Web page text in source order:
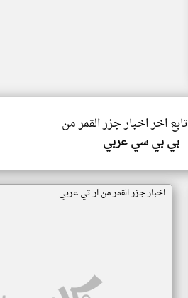
تابع اخر اخبار جزر القمر من
بي بي سي عربي
اخبار جزر القمر من ار تي عربي